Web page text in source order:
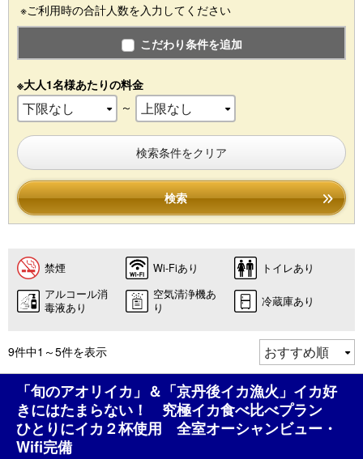
※ご利用時の合計人数を入力してください
こだわり条件を追加
※大人1名様あたりの料金
～
検索条件をクリア
検索
禁煙 Wi-Fiあり
トイレあり
アルコール消
毒液あり
空気清浄機あ
り
冷蔵庫あり
9件中1～5件を表示
「旬のアオリイカ」＆「京丹後イカ漁火」イカ好
きにはたまらない！ 究極イカ食べ比べプラン
ひとりにイカ２杯使用 全室オーシャンビュー・
Wifi完備